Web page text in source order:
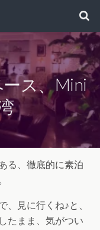
ス、Mini
る、徹底的に素泊
見に行くね♪と、
たまま、気がつい